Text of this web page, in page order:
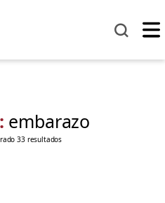
embarazo
33 resultados